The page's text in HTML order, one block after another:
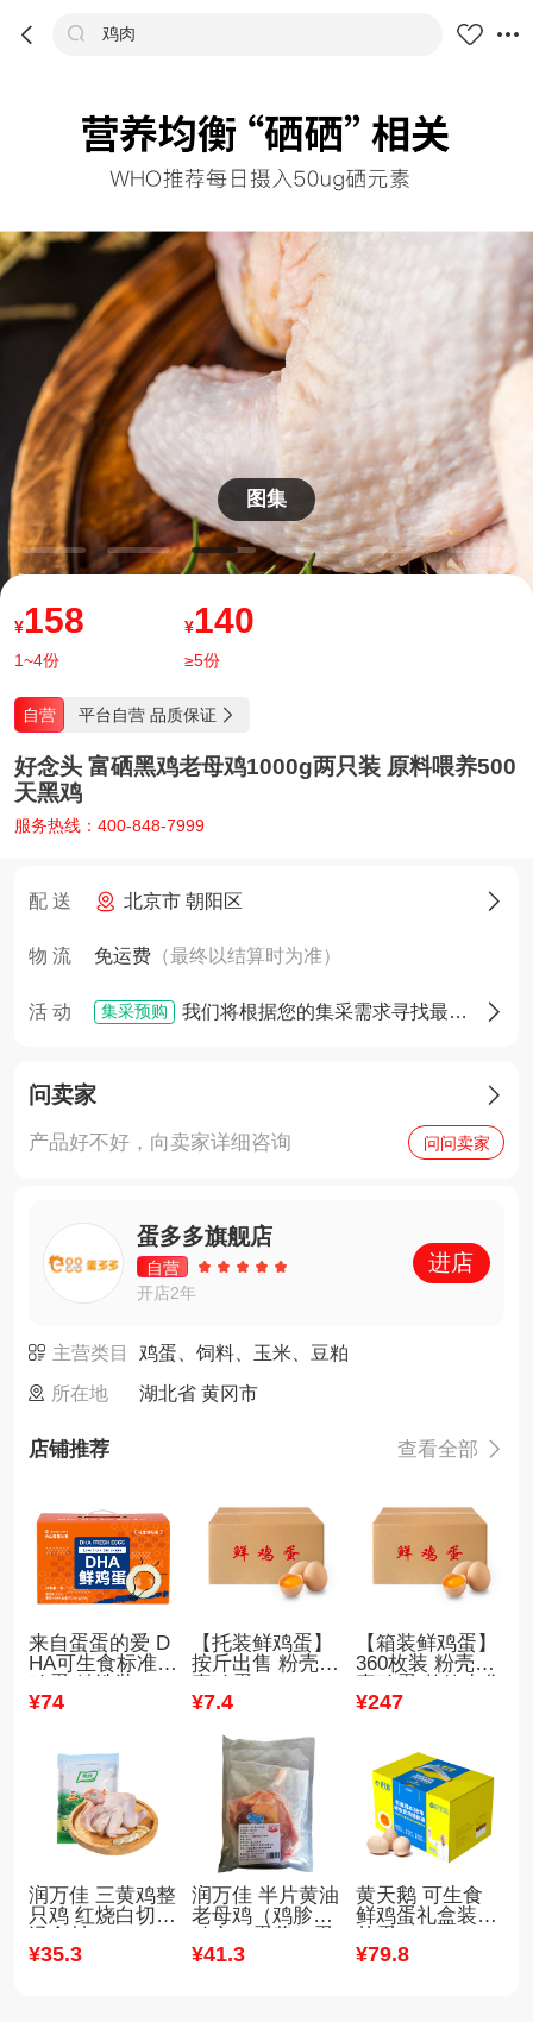
  鸡肉 
图集
¥158
1~4份
¥140
≥5份
自营 平台自营 品质保证 
好念头 富硒黑鸡老母鸡1000g两只装 原料喂养500
天黑鸡
服务热线：400-848-7999
配 送 北京市 朝阳区 
物 流 免运费 （最终以结算时为准）
活 动 集采预购 我们将根据您的集采需求寻找最佳货源，确定货源后您将享有优先采购权 
问卖家 
产品好不好，向卖家详细咨询 问问卖家
蛋多多旗舰店
自营
开店2年
进店
主营类目
鸡蛋、饲料、玉米、豆粕
所在地
湖北省 黄冈市
店铺推荐 查看全部 
来自蛋蛋的爱 D
HA可生食标准鲜
鸡蛋 精选装（30
枚/箱）
¥74
【托装鲜鸡蛋】
按斤出售 粉壳褐
壳鸡蛋
¥7.4
【箱装鲜鸡蛋】
360枚装 粉壳褐
壳鸡蛋 整箱出售
30斤-47斤装
¥247
润万佳 三黄鸡整
只鸡 红烧白切煲
汤食材
¥35.3
润万佳 半片黄油
老母鸡（鸡胗、
鸡心、蛋黄、蛋
包）
¥41.3
黄天鹅 可生食
鲜鸡蛋礼盒装无
菌蛋
¥79.8